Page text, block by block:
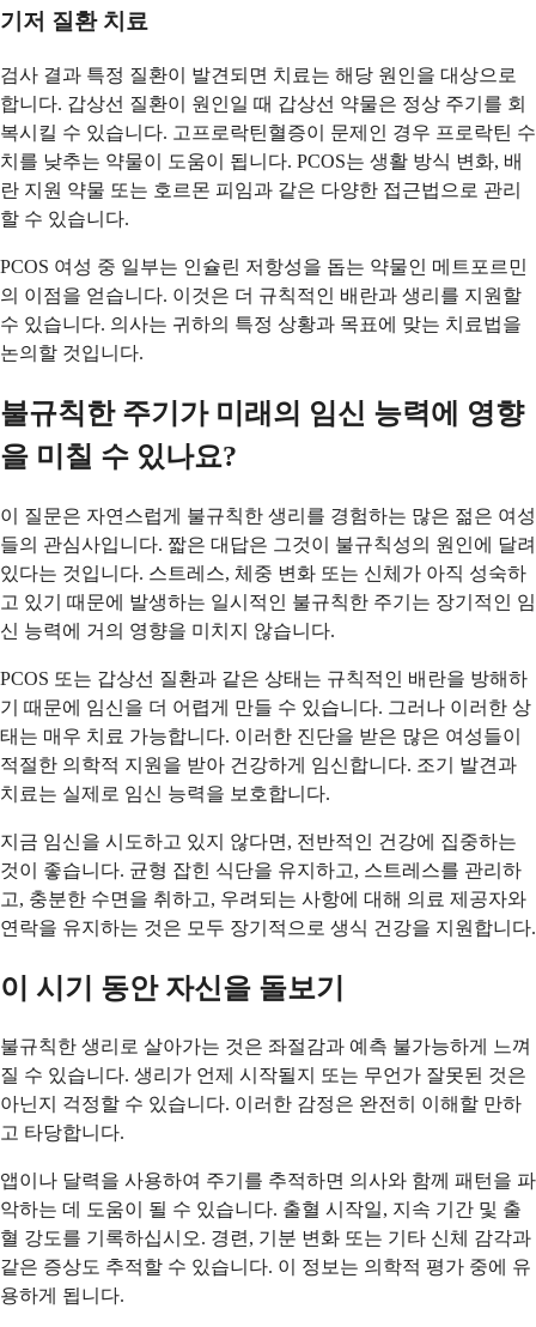
기저 질환 치료
검사 결과 특정 질환이 발견되면 치료는 해당 원인을 대상으로
합니다. 갑상선 질환이 원인일 때 갑상선 약물은 정상 주기를 회
복시킬 수 있습니다. 고프로락틴혈증이 문제인 경우 프로락틴 수
치를 낮추는 약물이 도움이 됩니다. PCOS는 생활 방식 변화, 배
란 지원 약물 또는 호르몬 피임과 같은 다양한 접근법으로 관리
할 수 있습니다.
PCOS 여성 중 일부는 인슐린 저항성을 돕는 약물인 메트포르민
의 이점을 얻습니다. 이것은 더 규칙적인 배란과 생리를 지원할
수 있습니다. 의사는 귀하의 특정 상황과 목표에 맞는 치료법을
논의할 것입니다.
불규칙한 주기가 미래의 임신 능력에 영향
을 미칠 수 있나요?
이 질문은 자연스럽게 불규칙한 생리를 경험하는 많은 젊은 여성
들의 관심사입니다. 짧은 대답은 그것이 불규칙성의 원인에 달려
있다는 것입니다. 스트레스, 체중 변화 또는 신체가 아직 성숙하
고 있기 때문에 발생하는 일시적인 불규칙한 주기는 장기적인 임
신 능력에 거의 영향을 미치지 않습니다.
PCOS 또는 갑상선 질환과 같은 상태는 규칙적인 배란을 방해하
기 때문에 임신을 더 어렵게 만들 수 있습니다. 그러나 이러한 상
태는 매우 치료 가능합니다. 이러한 진단을 받은 많은 여성들이
적절한 의학적 지원을 받아 건강하게 임신합니다. 조기 발견과
치료는 실제로 임신 능력을 보호합니다.
지금 임신을 시도하고 있지 않다면, 전반적인 건강에 집중하는
것이 좋습니다. 균형 잡힌 식단을 유지하고, 스트레스를 관리하
고, 충분한 수면을 취하고, 우려되는 사항에 대해 의료 제공자와
연락을 유지하는 것은 모두 장기적으로 생식 건강을 지원합니다.
이 시기 동안 자신을 돌보기
불규칙한 생리로 살아가는 것은 좌절감과 예측 불가능하게 느껴
질 수 있습니다. 생리가 언제 시작될지 또는 무언가 잘못된 것은
아닌지 걱정할 수 있습니다. 이러한 감정은 완전히 이해할 만하
고 타당합니다.
앱이나 달력을 사용하여 주기를 추적하면 의사와 함께 패턴을 파
악하는 데 도움이 될 수 있습니다. 출혈 시작일, 지속 기간 및 출
혈 강도를 기록하십시오. 경련, 기분 변화 또는 기타 신체 감각과
같은 증상도 추적할 수 있습니다. 이 정보는 의학적 평가 중에 유
용하게 됩니다.